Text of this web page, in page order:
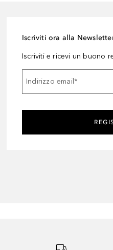
Iscriviti ora alla
Iscriviti e ricevi un buono
Indirizzo email*